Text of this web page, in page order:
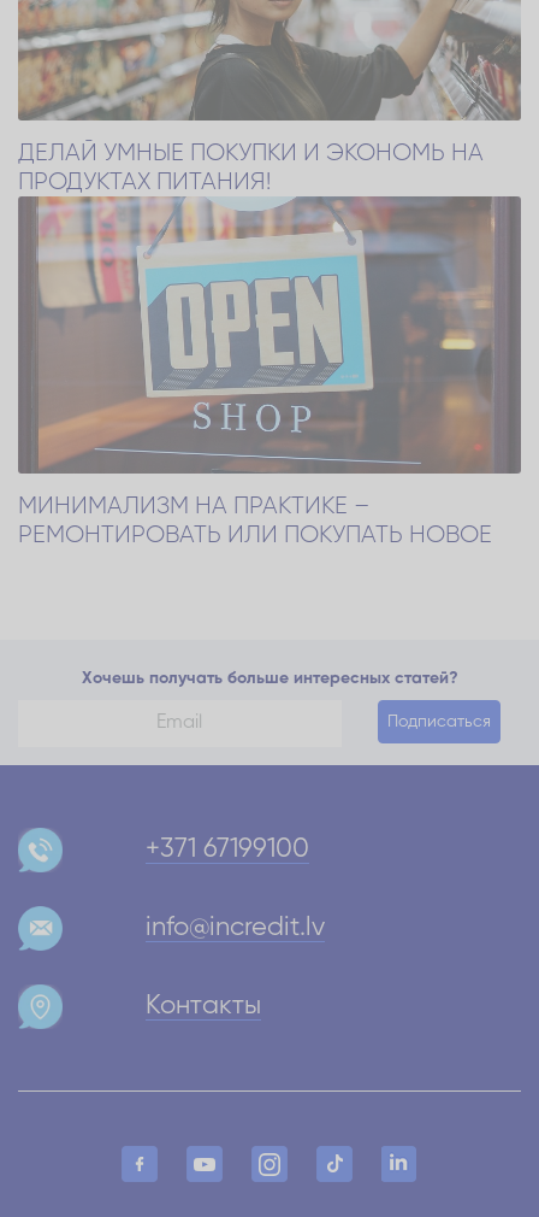
ДЕЛАЙ УМНЫЕ ПОКУПКИ И ЭКОНОМЬ НА
ПРОДУКТАХ ПИТАНИЯ!
МИНИМАЛИЗМ НА ПРАКТИКЕ –
РЕМОНТИРОВАТЬ ИЛИ ПОКУПАТЬ НОВОЕ
Хочешь получать больше интересных статей?
Подписаться
+371 67199100
info@incredit.lv
Контакты